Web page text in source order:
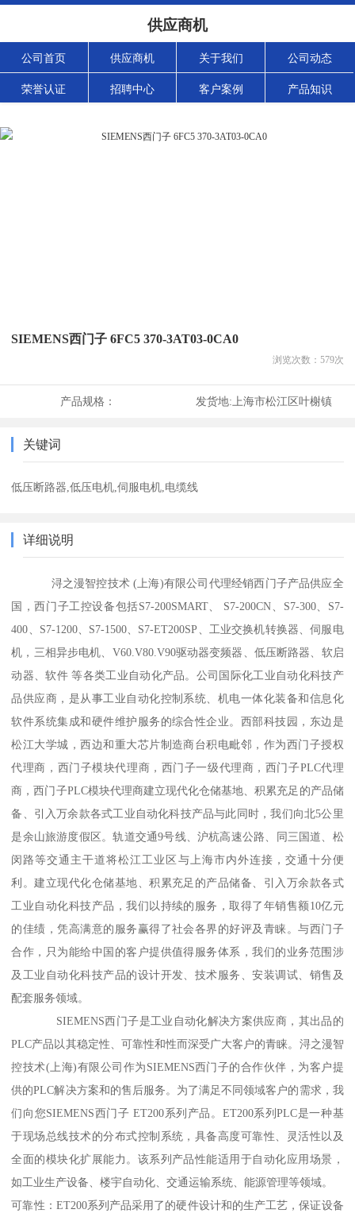
供应商机
公司首页 供应商机 关于我们 公司动态
荣誉认证 招聘中心 客户案例 产品知识
SIEMENS西门子 6FC5 370-3AT03-0CA0
浏览次数： 579次
产品规格： 发货地: 上海市松江区叶榭镇
关键词
低压断路器,低压电机,伺服电机,电缆线
详细说明
浔之漫智控技术 (上海)有限公司代理经销西门子产品供应全
国，西门子工控设备包括S7-200SMART、 S7-200CN、S7-300、S7-
400、S7-1200、S7-1500、S7-ET200SP、工业交换机转换器、伺服电
机，三相异步电机、V60.V80.V90驱动器变频器、低压断路器、软启
动器、软件 等各类工业自动化产品。公司国际化工业自动化科技产
品供应商，是从事工业自动化控制系统、机电一体化装备和信息化
软件系统集成和硬件维护服务的综合性企业。西部科技园，东边是
松江大学城，西边和重大芯片制造商台积电毗邻，作为西门子授权
代理商，西门子模块代理商，西门子一级代理商，西门子PLC代理
商，西门子PLC模块代理商建立现代化仓储基地、积累充足的产品储
备、引入万余款各式工业自动化科技产品与此同时，我们向北5公里
是余山旅游度假区。轨道交通9号线、沪杭高速公路、同三国道、松
闵路等交通主干道将松江工业区与上海市内外连接，交通十分便
利。建立现代化仓储基地、积累充足的产品储备、引入万余款各式
工业自动化科技产品，我们以持续的服务，取得了年销售额10亿元
的佳绩，凭高满意的服务赢得了社会各界的好评及青睐。与西门子
合作，只为能给中国的客户提供值得服务体系，我们的业务范围涉
及工业自动化科技产品的设计开发、技术服务、安装调试、销售及
配套服务领域。
SIEMENS西门子是工业自动化解决方案供应商，其出品的
PLC产品以其稳定性、可靠性和性而深受广大客户的青睐。浔之漫智
控技术(上海)有限公司作为SIEMENS西门子的合作伙伴，为客户提
供的PLC解决方案和的售后服务。为了满足不同领域客户的需求，我
们向您SIEMENS西门子 ET200系列产品。ET200系列PLC是一种基
于现场总线技术的分布式控制系统，具备高度可靠性、灵活性以及
全面的模块化扩展能力。该系列产品性能适用于自动化应用场景，
如工业生产设备、楼宇自动化、交通运输系统、能源管理等领域。
可靠性：ET200系列产品采用了的硬件设计和的生产工艺，保证设备